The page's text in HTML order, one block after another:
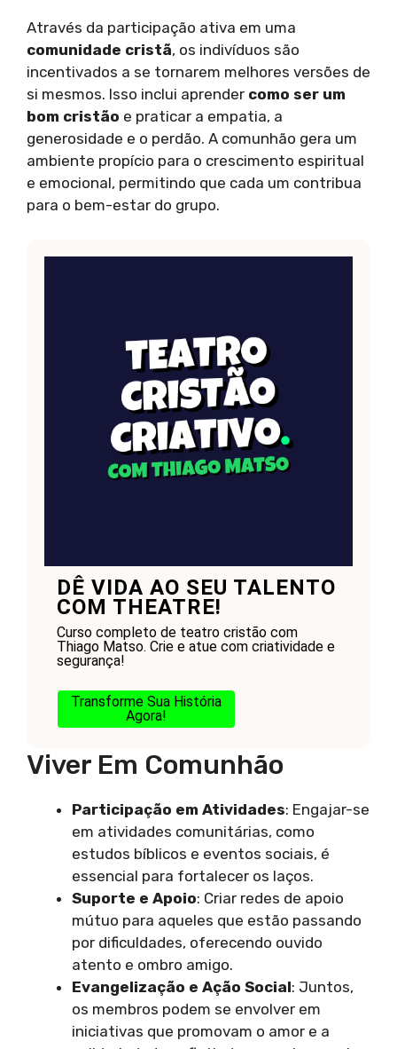
Através da participação ativa em uma
comunidade cristã, os indivíduos são
incentivados a se tornarem melhores versões de
si mesmos. Isso inclui aprender como ser um
bom cristão e praticar a empatia, a
generosidade e o perdão. A comunhão gera um
ambiente propício para o crescimento espiritual
e emocional, permitindo que cada um contribua
para o bem-estar do grupo.
DÊ VIDA AO SEU TALENTO
COM THEATRE!
Curso completo de teatro cristão com
Thiago Matso. Crie e atue com criatividade e
segurança!
Transforme Sua História
Agora!
Viver Em Comunhão
Participação em Atividades: Engajar-se
em atividades comunitárias, como
estudos bíblicos e eventos sociais, é
essencial para fortalecer os laços.
Suporte e Apoio: Criar redes de apoio
mútuo para aqueles que estão passando
por dificuldades, oferecendo ouvido
atento e ombro amigo.
Evangelização e Ação Social: Juntos,
os membros podem se envolver em
iniciativas que promovam o amor e a